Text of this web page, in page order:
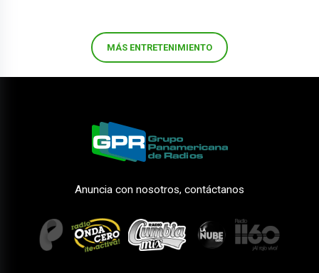
MÁS ENTRETENIMIENTO
Anuncia con nosotros, contáctanos